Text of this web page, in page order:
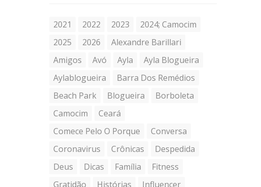
2021 2022 2023
2024; Camocim
2025
2026
Alexandre Barillari
Amigos
Avó Ayla
Ayla Blogueira
Aylablogueira
Barra Dos Remédios
Beach Park
Blogueira
Borboleta
Camocim
Ceará
Comece Pelo O Porque
Conversa
Coronavirus
Crônicas
Despedida
Deus
Dicas Família
Fitness
Gratidão
Histórias
Influencer